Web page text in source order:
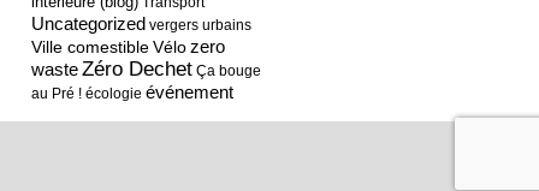
Uncategorized vergers urbains
Ville comestibleVélozero
wasteZéro Dechet Ça bouge
au Pré ! écologie événement